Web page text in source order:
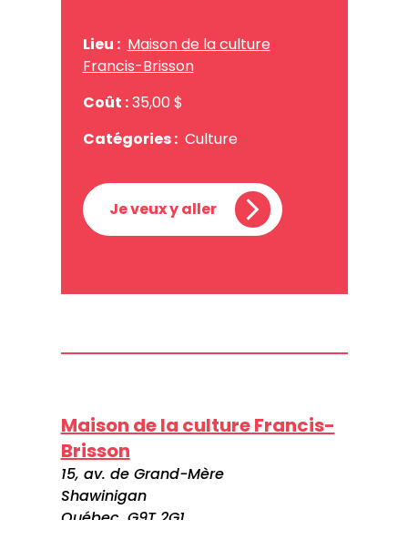
Lieu : Maison de la culture
Francis-Brisson
Coût :35,00 $
Catégories : Culture
Je veux y aller
Maison de la culture Francis-
Brisson
15, av. de Grand-Mère
Shawinigan
Québec, G9T 2G1